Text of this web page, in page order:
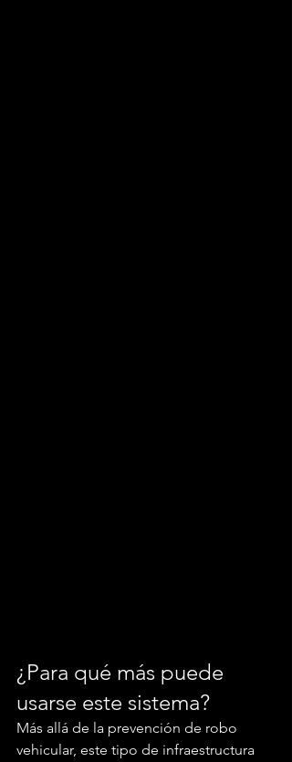
¿Para qué más puede
usarse este sistema?
Más allá de la prevención de robo
vehicular, este tipo de infraestructura